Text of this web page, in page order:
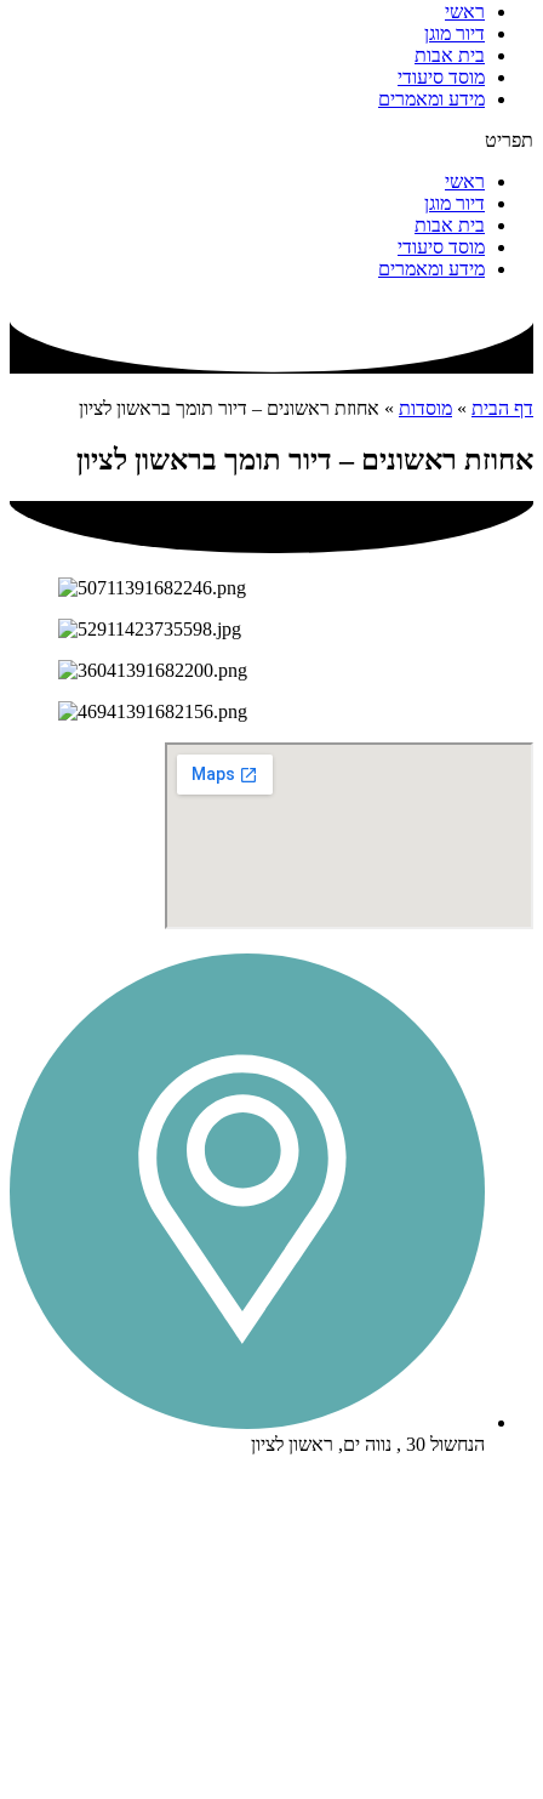
ראשי
דיור מוגן
בית אבות
מוסד סיעודי
מידע ומאמרים
תפריט
ראשי
דיור מוגן
בית אבות
מוסד סיעודי
מידע ומאמרים
דף הבית » מוסדות » אחוזת ראשונים – דיור תומך בראשון לציון
אחוזת ראשונים – דיור תומך בראשון לציון
הנחשול 30 , נווה ים, ראשון לציון